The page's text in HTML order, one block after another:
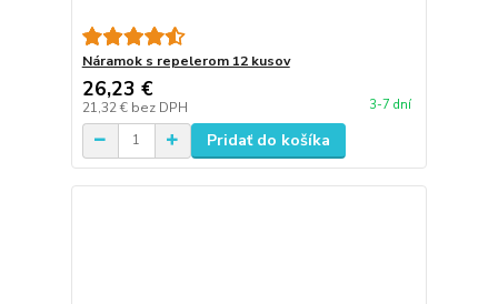
Náramok s repelerom 12 kusov
26,23 €
21,32 € bez DPH 3-7 dní
Pridať do košíka